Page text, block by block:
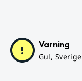
Varning
Gul, Sverige